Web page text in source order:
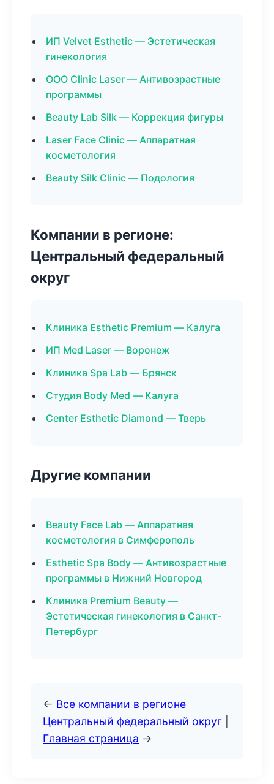
ИП Velvet Esthetic — Эстетическая
гинекология
ООО Clinic Laser — Антивозрастные
программы
Beauty Lab Silk — Коррекция фигуры
Laser Face Clinic — Аппаратная
косметология
Beauty Silk Clinic — Подология
Компании в регионе:
Центральный федеральный
округ
Клиника Esthetic Premium — Калуга
ИП Med Laser — Воронеж
Клиника Spa Lab — Брянск
Студия Body Med — Калуга
Center Esthetic Diamond — Тверь
Другие компании
Beauty Face Lab — Аппаратная
косметология в Симферополь
Esthetic Spa Body — Антивозрастные
программы в Нижний Новгород
Клиника Premium Beauty —
Эстетическая гинекология в Санкт-
Петербург
← Все компании в регионе
Центральный федеральный округ
Главная страница →